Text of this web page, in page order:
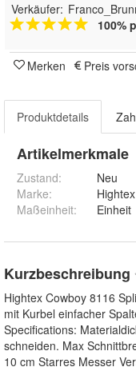
Verkäufer:
100%
Merken Preis
Produktdetails
Artikelmerkmale
Zustand:
Neu
Marke:
Maßeinheit: Einheit
Kurzbeschreibung
Hightex Cowboy 8116
mit Kurbel einfacher
Specifications:
schneiden. Max
10 cm Starres Messer